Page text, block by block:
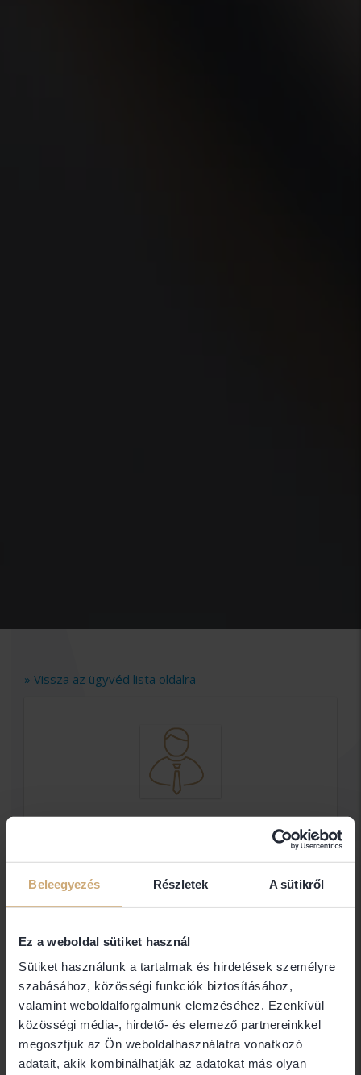
Beleegyezés Részletek A sütikről
Ez a weboldal sütiket használ
Sütiket használunk a tartalmak és hirdetések személyre
szabásához, közösségi funkciók biztosításához,
valamint weboldalforgalmunk elemzéséhez. Ezenkívül
közösségi média-, hirdető- és elemező partnereinkkel
megosztjuk az Ön weboldalhasználatra vonatkozó
adatait, akik kombinálhatják az adatokat más olyan
» Vissza az ügyvéd lista oldalra
Dr. Szabó Gábor Ügyvéd
Dr. Szabó és Társa Ügyvédi Iroda
Elérhetőségek
Jogi területek